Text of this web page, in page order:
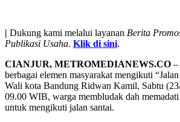
| Dukung kami melalui layanan Berita
Publikasi Usaha. Klik di sini.
CIANJUR, METROMEDIANEWS.CO –
berbagai elemen masyarakat mengikuti
Wali kota Bandung Ridwan Kamil, Sabtu
09.00 WIB, warga membludak dah memadati
untuk mengikuti jalan santai.